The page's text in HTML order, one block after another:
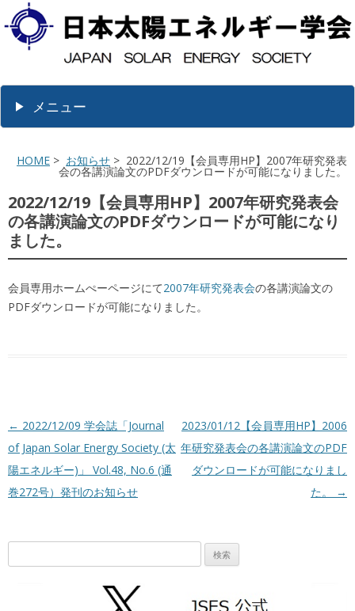
メニュー
HOME > お知らせ > 2022/12/19【会員専用HP】2007年研究発表
会の各講演論文のPDFダウンロードが可能になりました。
2022/12/19【会員専用HP】2007年研究発表会
の各講演論文のPDFダウンロードが可能になり
ました。
会員専用ホームぺーページにて2007年研究発表会の各講演論文の
PDFダウンロードが可能になりました。
投稿ナビゲーション
← 2022/12/09 学会誌「Journal
of Japan Solar Energy Society (太
陽エネルギー)」 Vol.48, No.6 (通
巻272号）発刊のお知らせ
2023/01/12【会員専用HP】2006
年研究発表会の各講演論文のPDF
ダウンロードが可能になりまし
た。
→
索: